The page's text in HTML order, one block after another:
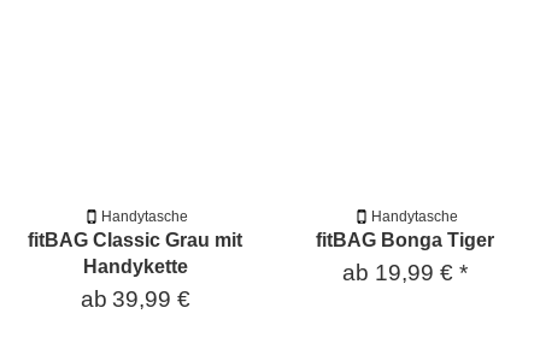
Handytasche
fitBAG Classic Grau mit
Handykette
ab 39,99 €
Handytasche
fitBAG Bonga Tiger
ab 19,99 € *